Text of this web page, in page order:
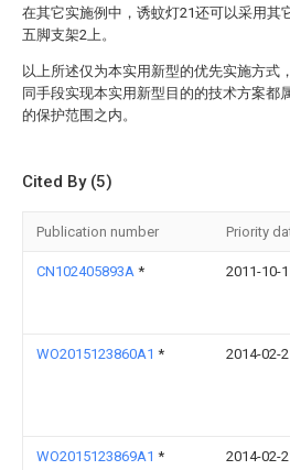
在其它实施例中，诱蚊灯21还可以采用其
五脚支架2上。
以上所述仅为本实用新型的优先实施方式
同手段实现本实用新型目的的技术方案都
的保护范围之内。
Cited By (5)
Publication number Priority
CN102405893A * 2011-10-
WO2015123860A1 * 2014-02-
WO2015123869A1 * 2014-02-